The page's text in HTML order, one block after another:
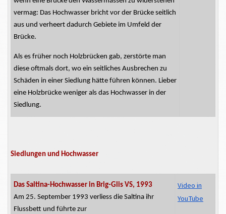
vermag: Das Hochwasser bricht vor der Brücke seitlich
aus und verheert dadurch Gebiete im Umfeld der
Brücke.
Als es früher noch Holzbrücken gab, zerstörte man
diese oftmals dort, wo ein seitliches Ausbrechen zu
Schäden in einer Siedlung hätte führen können. Lieber
eine Holzbrücke weniger als das Hochwasser in der
Siedlung.
Siedlungen und Hochwasser
Das Saltina-Hochwasser in Brig-Glis VS, 1993
Am 25. September 1993 verliess die Saltina ihr
Flussbett und führte zur
Video in
YouTube